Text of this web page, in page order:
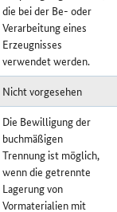
die bei der Be- oder
Verarbeitung eines
Erzeugnisses
verwendet werden.
Nicht vorgesehen
Die Bewilligung der
buchmäßigen
Trennung ist möglich,
wenn die getrennte
Lagerung von
Vormaterialien mit